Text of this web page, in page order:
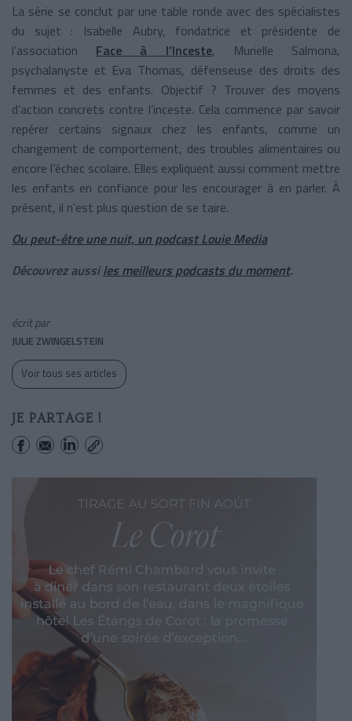
La série se conclut par une table ronde avec des spécialistes
du sujet : Isabelle Aubry, fondatrice et présidente de
l’association Face à l’Inceste, Murielle Salmona,
psychalanyste et Eva Thomas, défenseuse des droits des
femmes et des enfants. Objectif ? Trouver des moyens
d’action concrets contre l’inceste. Cela commence par savoir
repérer certains signaux chez les enfants, comme un
changement de comportement, des troubles alimentaires ou
encore l’échec scolaire. Elles expliquent aussi comment mettre
les enfants en confiance pour les encourager à en parler. À
présent, il n’est plus question de se taire.
Ou peut-être une nuit, un podcast Louie Media
Découvrez aussiles meilleurs podcasts du moment.
écrit par
JULIE ZWINGELSTEIN
Voir tous ses articles
JE PARTAGE !